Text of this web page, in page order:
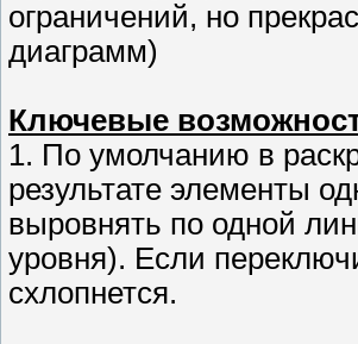
ограничений, но
диаграмм)
Ключевые
1. По умолчанию в
результате элементы
выровнять по одной
уровня). Если
схлопнется.